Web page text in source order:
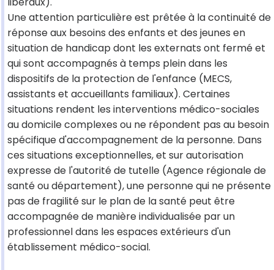
Une attention particulière est prêtée à la continuité de
réponse aux besoins des enfants et des jeunes en
situation de handicap dont les externats ont fermé et
qui sont accompagnés à temps plein dans les
dispositifs de la protection de l'enfance (MECS,
assistants et accueillants familiaux). Certaines
situations rendent les interventions médico-sociales
au domicile complexes ou ne répondent pas au besoin
spécifique d'accompagnement de la personne. Dans
ces situations exceptionnelles, et sur autorisation
expresse de l'autorité de tutelle (Agence régionale de
santé ou département), une personne qui ne présente
pas de fragilité sur le plan de la santé peut être
accompagnée de manière individualisée par un
professionnel dans les espaces extérieurs d'un
établissement médico-social.